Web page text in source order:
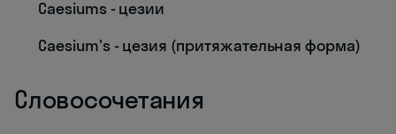
Caesiums - цезии
Caesium's - цезия (притяжательная форма)
Словосочетания